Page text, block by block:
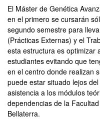
El Máster de Genética
en el primero se cursarán
segundo semestre para
(Prácticas Externas) y el
esta estructura es optimizar
estudiantes evitando que
en el centro donde realizan
puede estar situado lejos
asistencia a los módulos
dependencias de la
Bellaterra.